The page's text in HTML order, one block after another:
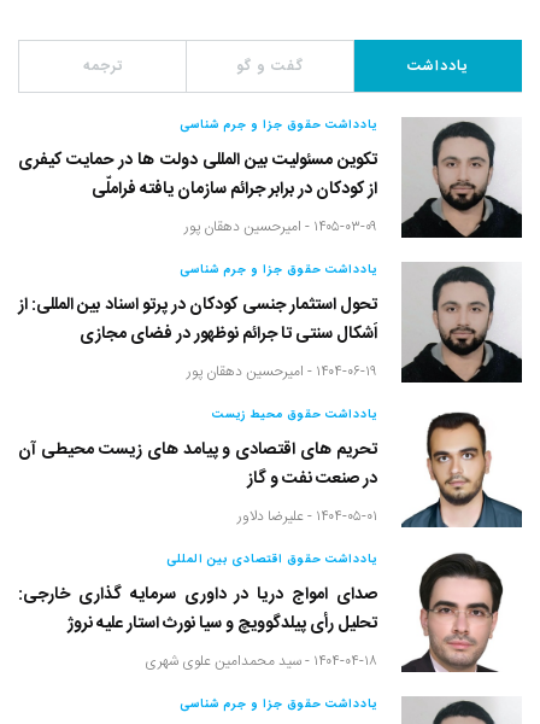
یادداشت گفت و گو ترجمه
یادداشت حقوق جزا و جرم شناسی
تکوین مسئولیت بین المللی دولت ها در حمایت کیفری
از کودکان در برابر جرائم سازمان یافته فراملّی
۱۴۰۵-۰۳-۰۹ - امیرحسین دهقان پور
یادداشت حقوق جزا و جرم شناسی
تحول استثمار جنسی کودکان در پرتو اسناد بین المللی: از
اَشکال سنتی تا جرائم نوظهور در فضای مجازی
۱۴۰۴-۰۶-۱۹ - امیرحسین دهقان پور
یادداشت حقوق محیط زیست
تحریم های اقتصادی و پیامد های زیست محیطی آن
در صنعت نفت و گاز
۱۴۰۴-۰۵-۰۱ - علیرضا دلاور
یادداشت حقوق اقتصادی بین المللی
صدای امواج دریا در داوری سرمایه گذاری خارجی:
تحلیل رأی پیلدگوویچ و سیا نورث استار علیه نروژ
۱۴۰۴-۰۴-۱۸ - سید محمدامین علوی شهری
یادداشت حقوق جزا و جرم شناسی